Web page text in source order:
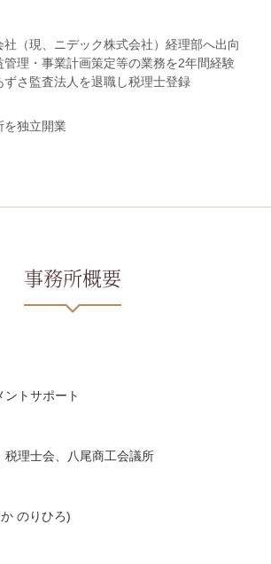
社（現、ニデック株式会社）経理部へ出向
管理・事業計画策定等の業務を2年間経験
ずさ監査法人を退職し税理士登録
を独立開業
事務所概要
ントサポート
税理士会、八尾商工会議所
のりひろ)